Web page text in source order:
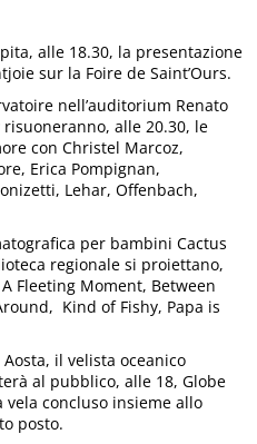
alle 18.30, la presentazione
sur la Foire de Saint’Ours.
nell’auditorium Renato
alle 20.30, le
con Christel Marcoz,
Erica Pompignan,
Lehar, Offenbach,
per bambini Cactus
regionale si proiettano,
Fleeting Moment, Between
Kind of Fishy, Papa is
il velista oceanico
al pubblico, alle 18, Globe
concluso insieme allo
posto.